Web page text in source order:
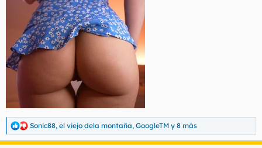
R
e
Sonic88, el viejo dela montaña, GoogleTM y 8 más